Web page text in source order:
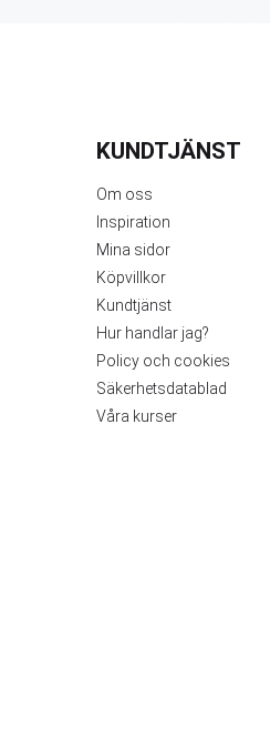
KUNDTJÄNST
Om oss
Inspiration
Mina sidor
Köpvillkor
Kundtjänst
Hur handlar jag?
Policy och cookies
Säkerhetsdatablad
Våra kurser